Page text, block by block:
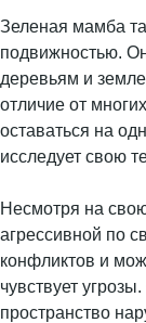
Зеленая мамба
подвижностью.
деревьям и
отличие от
оставаться на
исследует свою
Несмотря на
агрессивной по
конфликтов и
чувствует
пространство